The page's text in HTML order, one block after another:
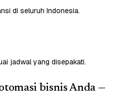
di seluruh Indonesia.
jadwal yang disepakati.
bisnis Anda —